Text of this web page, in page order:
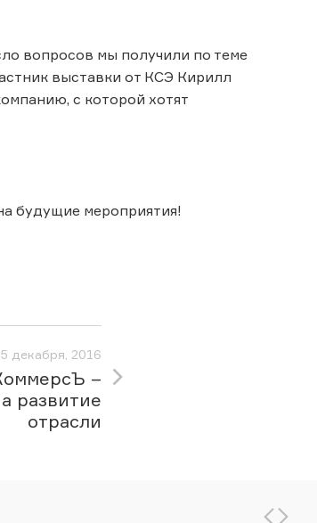
вопросов мы получили по теме
выставки от КСЭ Кирилл
с которой хотят
будущие мероприятия!
декабря, 2016
–
развитие
отрасли